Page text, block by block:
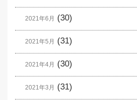
2021年6月 (30)
2021年5月 (31)
2021年4月 (30)
2021年3月 (31)